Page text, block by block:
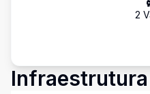
2
Infraestrutura